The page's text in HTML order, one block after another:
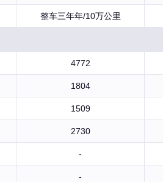
整车三年年/10万公里
4772
1804
1509
2730
-
-